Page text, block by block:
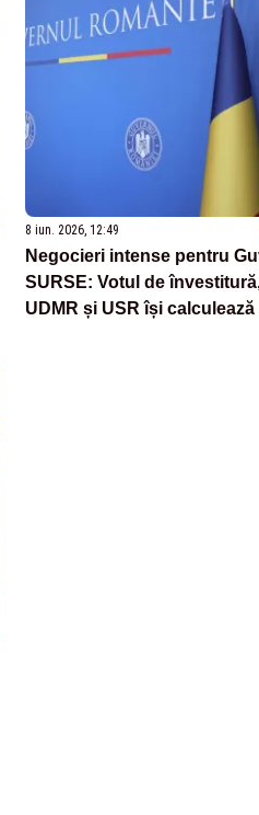
8 iun. 2026, 12:49
Negocieri intense pentru
SURSE: Votul de
UDMR și USR își